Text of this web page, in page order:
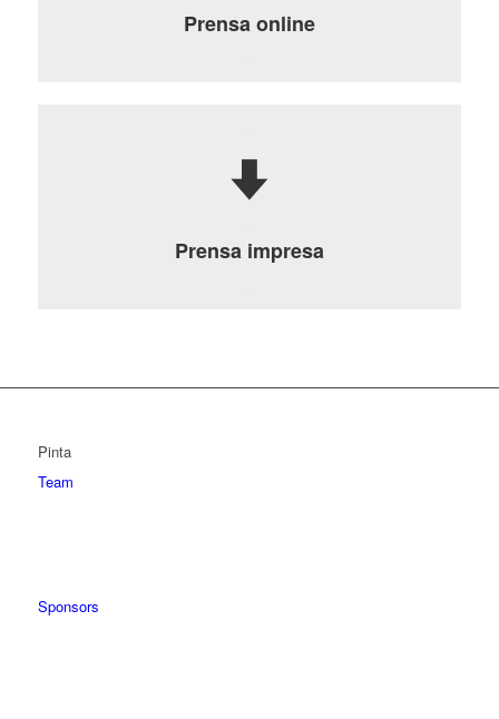
Prensa online
Prensa impresa
Pinta
Team
Sponsors